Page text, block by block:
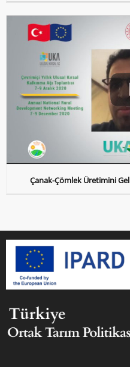
Çanak-Çömlek Üretimini